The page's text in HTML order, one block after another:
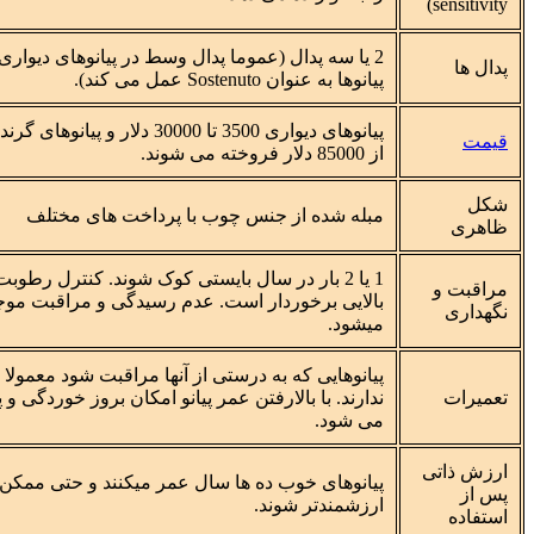
پدال ها
پیانوها به عنوان Sostenuto عمل می کند).
قیمت
از 85000 دلار فروخته می شوند.
شکل
ظاهری
مبله شده از جنس چوب با پرداخت های مختلف
مراقبت و
نگهداری
1 یا 2 بار در سال بایستی کوک شوند. کنترل
بالایی برخوردار است. عدم رسیدگی و مراقبت
میشود.
تعمیرات
پیانوهایی که به درستی از آنها مراقبت شود
ندارند. با بالارفتن عمر پیانو امکان بروز
می شود.
ارزش ذاتی
پس از
استفاده
پیانوهای خوب ده ها سال عمر میکنند و حتی
ارزشمندتر شوند.